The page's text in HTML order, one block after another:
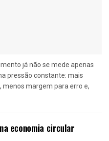
já não se mede apenas
pressão constante: mais
margem para erro e,
economia circular